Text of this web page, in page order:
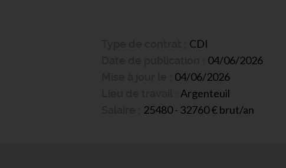
CDI
04/06/2026
04/06/2026
Argenteuil
25480 - 32760 € brut/an